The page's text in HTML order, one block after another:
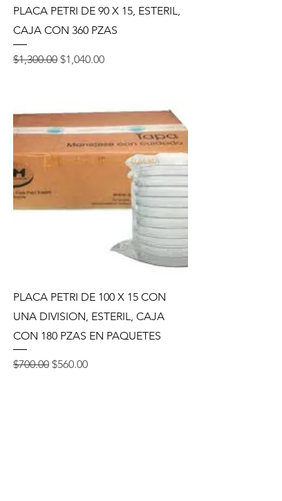
Vista rápida
PLACA PETRI DE 90 X 15, ESTERIL,
CAJA CON 360 PZAS
Precio
$1,300.00 Precio de oferta
$1,040.00
Vista rápida
PLACA PETRI DE 100 X 15 CON
UNA DIVISION, ESTERIL, CAJA
CON 180 PZAS EN PAQUETES
Precio
$700.00 Precio de oferta
$560.00